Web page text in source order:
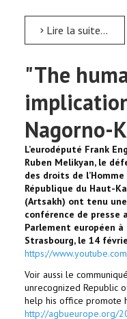
Lire la suite...
"The
Nagorno-
L’eurodéputé Frank
Ruben Melikyan, le
des droits de l’Homme
République du Haut-
(Artsakh) ont tenu une
conférence de presse
Parlement européen à
Strasbourg, le 14
https://
Voir aussi le
unrecognized Republic
help his office promote
http://agbueurope.org/